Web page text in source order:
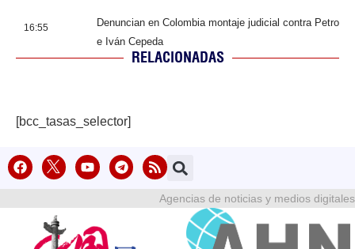
16:55
Denuncian en Colombia montaje judicial contra Petro
e Iván Cepeda
RELACIONADAS
[bcc_tasas_selector]
Agencias de noticias y medios digitales